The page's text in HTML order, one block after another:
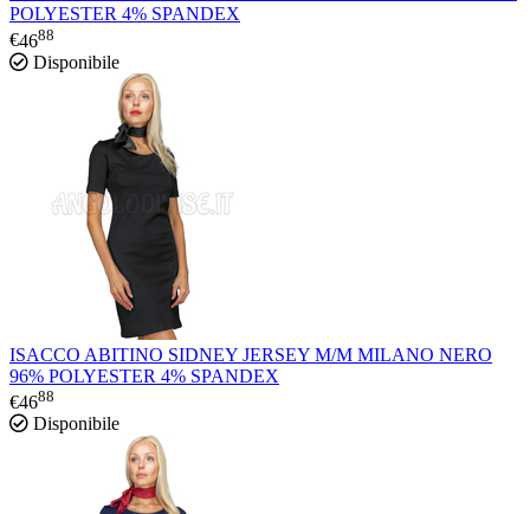
POLYESTER 4% SPANDEX
€4688
Disponibile
ISACCO ABITINO SIDNEY JERSEY M/M MILANO NERO
96% POLYESTER 4% SPANDEX
€4688
Disponibile